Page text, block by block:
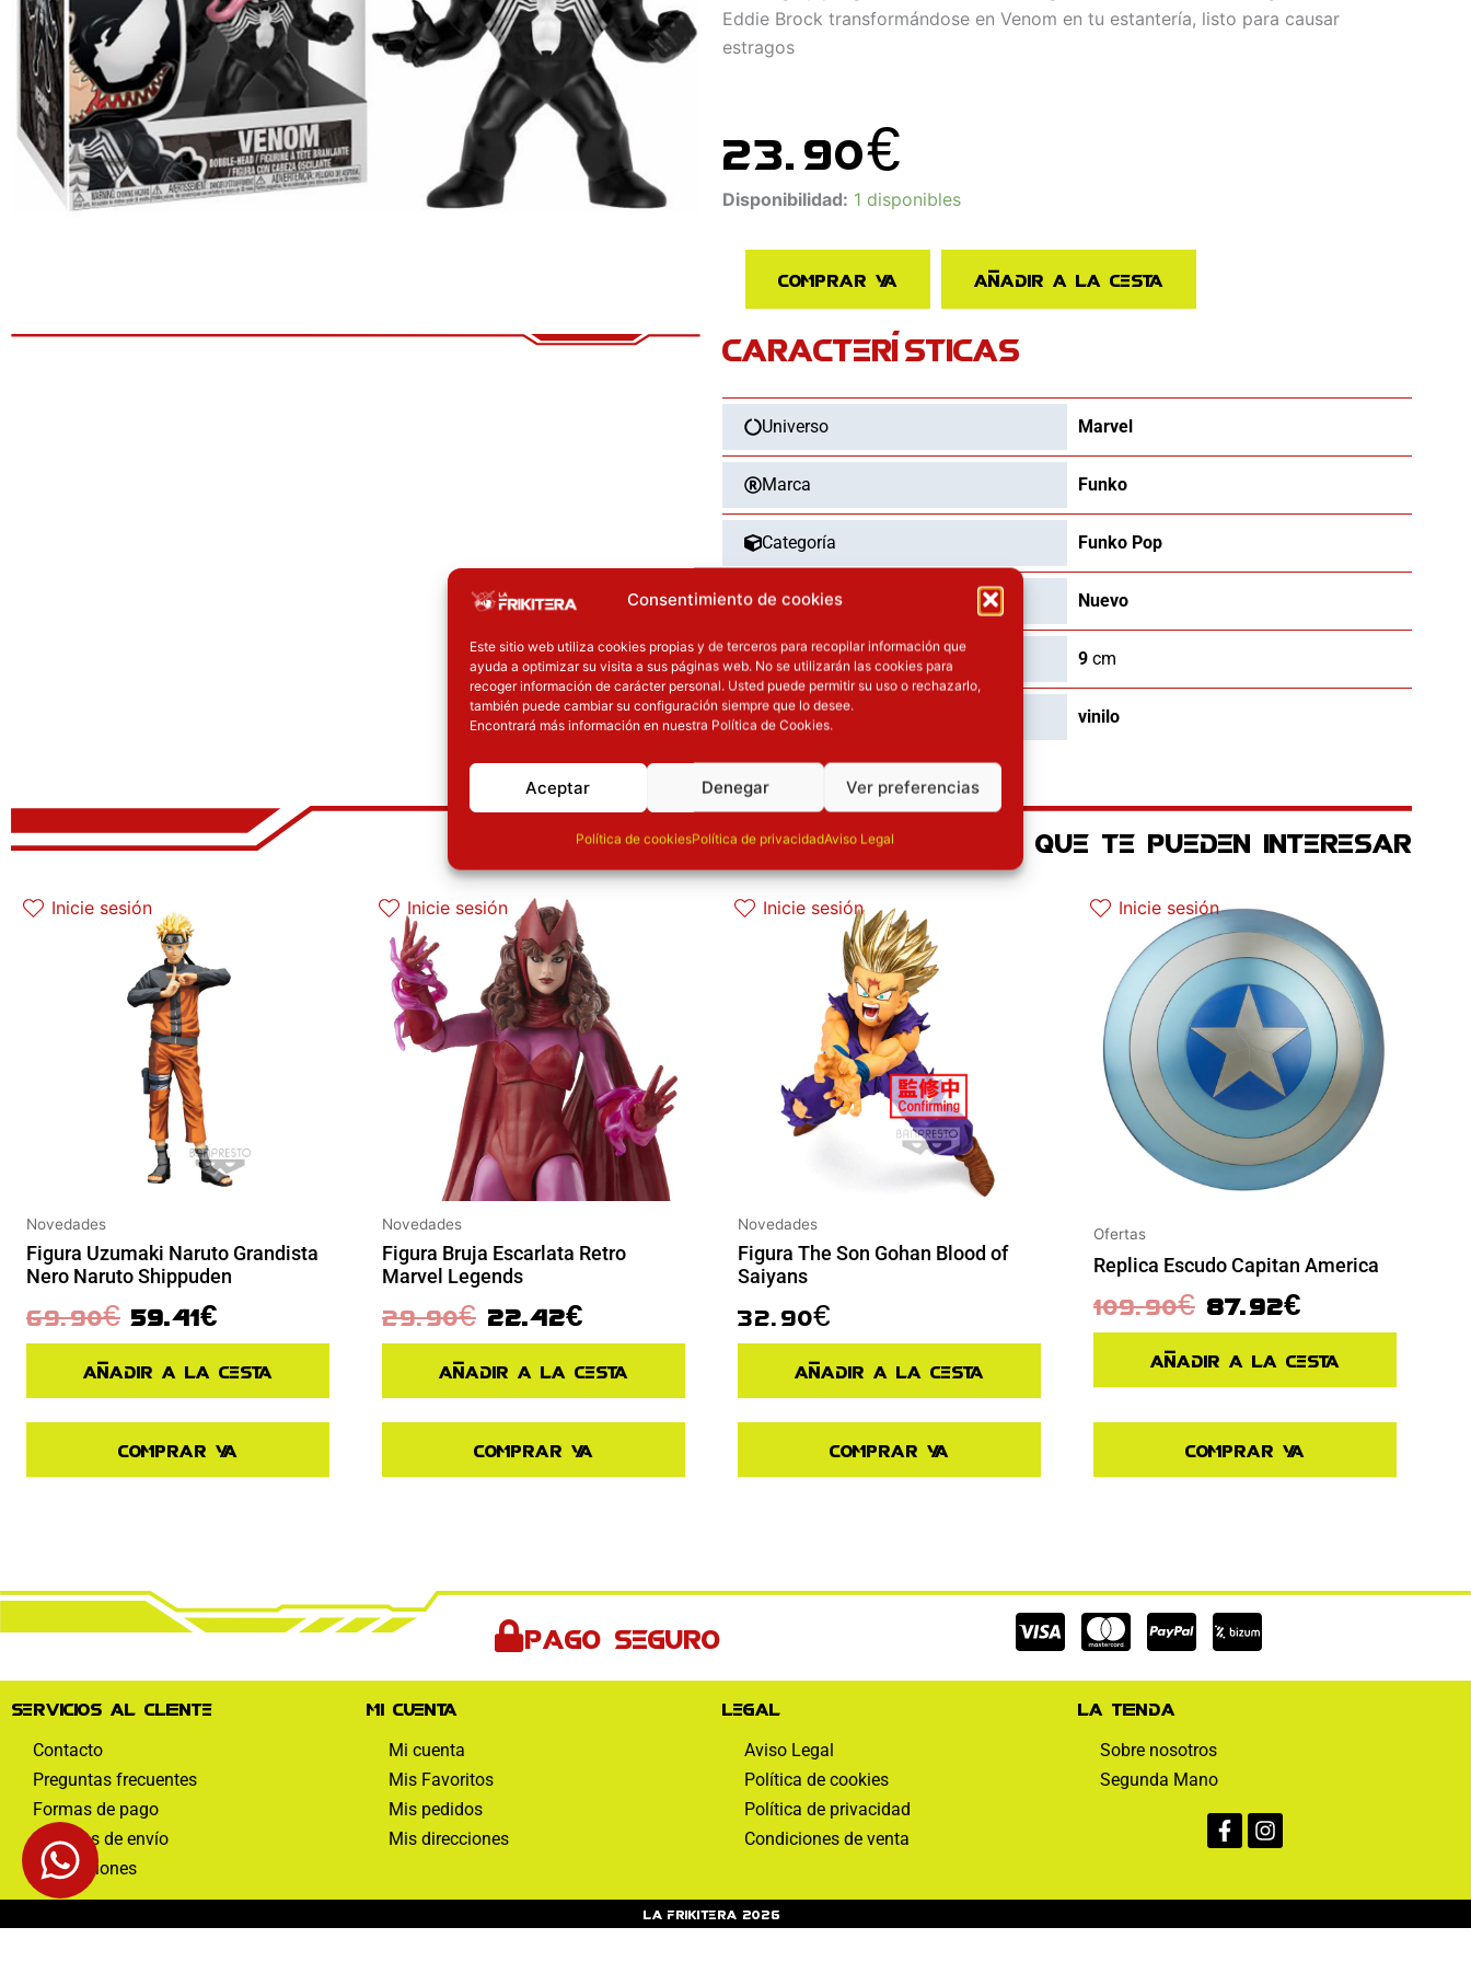
Consentimiento de cookies
Este sitio web utiliza cookies propias y de terceros para recopilar información que
ayuda a optimizar su visita a sus páginas web. No se utilizarán las cookies para
recoger información de carácter personal. Usted puede permitir su uso o rechazarlo,
también puede cambiar su configuración siempre que lo desee.
Encontrará más información en nuestra Política de Cookies.
Aceptar Denegar Ver preferencias
Política de cookiesPolítica de privacidadAviso Legal
Eddie Brock transformándose en Venom en tu estantería, listo para causar
estragos
23.90€
Disponibilidad: 1 disponibles
Figura
Marvel
Eddie
Brock
Comprar ya Añadir a la cesta
CARACTERÍSTICAS
Universo Marvel
Marca Funko
Categoría Funko Pop
Tipo Nuevo
Dimensiones 9 cm
Material vinilo
OTROS PRODUCTOS QUE TE PUEDEN INTERESAR
Inicie sesión
Novedades
Figura Uzumaki Naruto Grandista
Nero Naruto Shippuden
69.90€ 59.41€
Añadir a la cesta
Comprar ya
Inicie sesión
Novedades
Figura Bruja Escarlata Retro
Marvel Legends
29.90€
El precio original era: 29.90€.
22.42€
El precio actual es: 22.42€.
Añadir a la cesta
Comprar ya
Inicie sesión
Novedades
Figura The Son Gohan Blood of
Saiyans
32.90€
Añadir a la cesta
Comprar ya
Inicie sesión
Ofertas
Replica Escudo Capitan America
109.90€ 87.92€
Añadir a la cesta
Comprar ya
Pago seguro
Cc-
visa
Cc-
mastercard
Cc-
paypal
Servicios al cliente
Contacto
Preguntas frecuentes
Formas de pago
Políticas de envío
Devoluciones
Mi cuenta
Mi cuenta
Mis Favoritos
Mis pedidos
Mis direcciones
Legal
Aviso Legal
Política de cookies
Política de privacidad
Condiciones de venta
La tienda
Sobre nosotros
Segunda Mano
f
La Frikitera 2026